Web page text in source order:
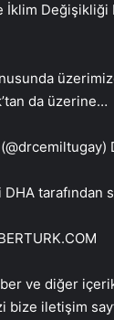
Değişikliği
da üzerine…
tarafından
ve diğer
bize iletişim